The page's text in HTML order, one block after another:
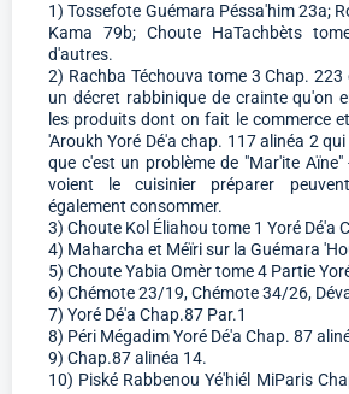
1) Tossefote Guémara Péssa'him 23a;
Kama 79b; Choute HaTachbèts
d'autres.
2) Rachba Téchouva tome 3 Chap. 223
un décret rabbinique de crainte qu'on
les produits dont on fait le commerce
'Aroukh Yoré Dé'a chap. 117 alinéa 2
que c'est un problème de "Mar'ite
voient le cuisinier préparer
également consommer.
3) Choute Kol Éliahou tome 1 Yoré Dé'a
4) Maharcha et Méïri sur la Guémara
5) Choute Yabia Omèr tome 4 Partie
6) Chémote 23/19, Chémote 34/26,
7) Yoré Dé'a Chap.87 Par.1
8) Péri Mégadim Yoré Dé'a Chap. 87
9) Chap.87 alinéa 14.
10) Piské Rabbenou Yé'hiél MiParis